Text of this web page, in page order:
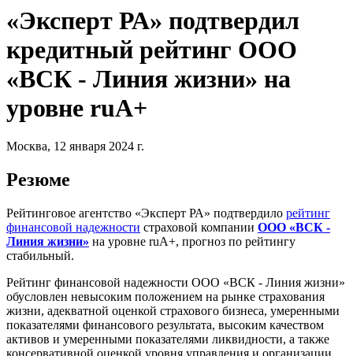
«Эксперт РА» подтвердил
кредитный рейтинг ООО
«ВСК - Линия жизни» на
уровне ruA+
Москва, 12 января 2024 г.
Резюме
Рейтинговое агентство «Эксперт РА» подтвердило рейтинг
финансовой надежности страховой компании ООО «ВСК -
Линия жизни» на уровне ruA+, прогноз по рейтингу
стабильный.
Рейтинг финансовой надежности ООО «ВСК - Линия жизни»
обусловлен невысоким положением на рынке страхования
жизни, адекватной оценкой страхового бизнеса, умеренными
показателями финансового результата, высоким качеством
активов и умеренными показателями ликвидности, а также
консервативной оценкой уровня управления и организации